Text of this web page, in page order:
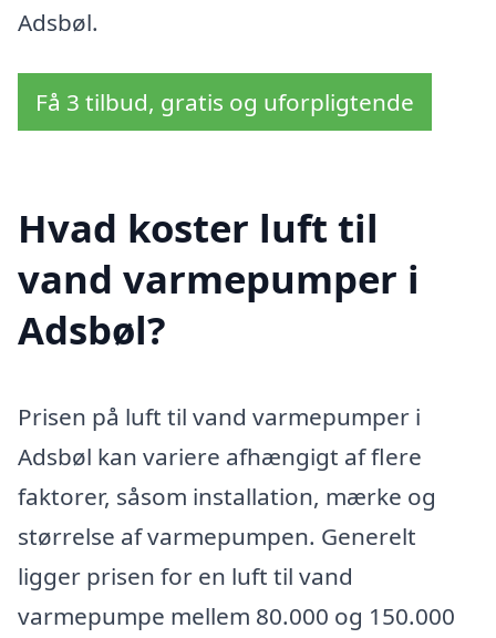
Adsbøl.
Få 3 tilbud, gratis og uforpligtende
Hvad koster luft til
vand varmepumper i
Adsbøl?
Prisen på luft til vand varmepumper i
Adsbøl kan variere afhængigt af flere
faktorer, såsom installation, mærke og
størrelse af varmepumpen. Generelt
ligger prisen for en luft til vand
varmepumpe mellem 80.000 og 150.000